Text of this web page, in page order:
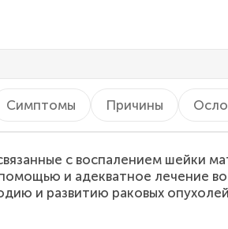
Симптомы Причины
с воспалением шейки
и адекватное лечение
и развитию раковых